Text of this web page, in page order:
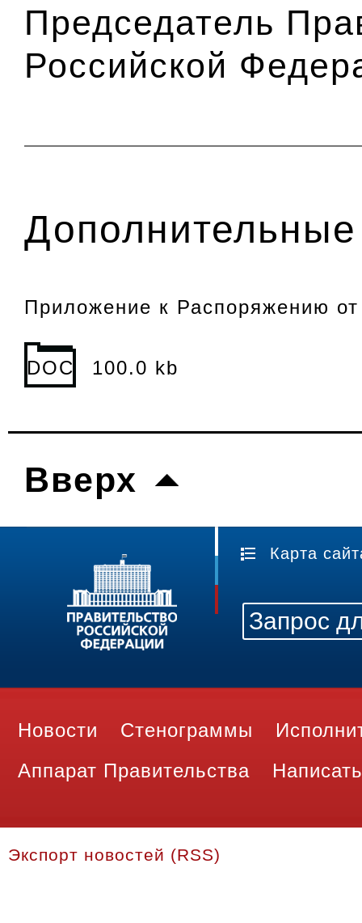
Председатель
Российской
Приложение к Распоряжению
DOC 100.0 kb
Вверх
Карта
Новости Стенограммы
Аппарат Правительства
Экспорт новостей (RSS)